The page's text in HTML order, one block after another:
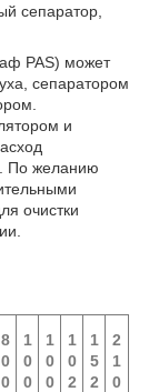
сепаратор,
PAS) может
сепаратором
и
По желанию
очистки
8
0
0
1
0
0
1
0
0
1
0
2
1
5
2
2
1
0